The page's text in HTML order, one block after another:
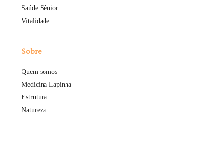
Saúde Sênior
Vitalidade
Sobre
Quem somos
Medicina Lapinha
Estrutura
Natureza